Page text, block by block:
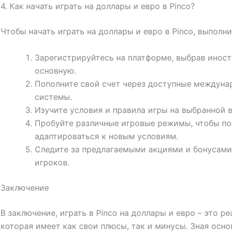
4. Как начать играть на доллары и евро в Pinco?
Чтобы начать играть на доллары и евро в Pinco,
Зарегистрируйтесь на платформе, выбрав
основную.
Пополните свой счет через доступные
системы.
Изучите условия и правила игры на выбранной
Пробуйте различные игровые режимы, чтобы
адаптироваться к новым условиям.
Следите за предлагаемыми акциями и
игроков.
Заключение
В заключение, играть в Pinco на доллары и евро – это
которая имеет как свои плюсы, так и минусы. Зная